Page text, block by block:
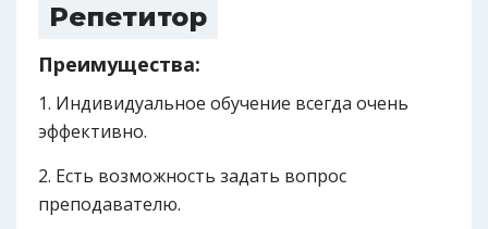
Репетитор
Преимущества:
Индивидуальное обучение всегда очень
эффективно.
Есть возможность задать вопрос
преподавателю.